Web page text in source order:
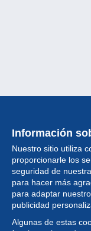
Información
Nuestro sitio utiliza
proporcionarle los
seguridad de
para hacer más
para adaptar
publicidad
Algunas de estas
Colección
Noticias